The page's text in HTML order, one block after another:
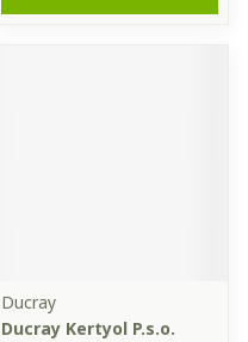
Ducray
Ducray Kertyol P.s.o.